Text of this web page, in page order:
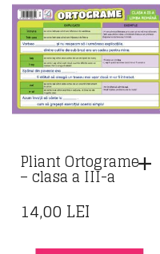
Pliant Ortograme
– clasa a III-a
14,00 LEI